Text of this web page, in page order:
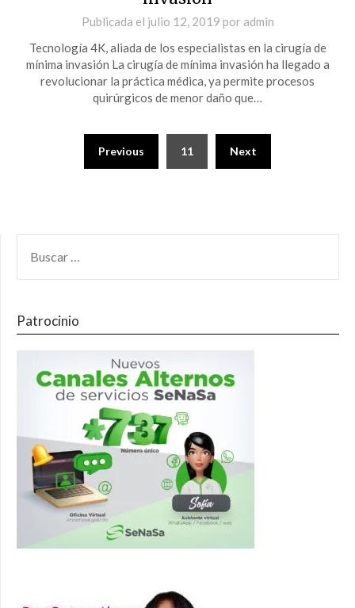
Publicada el julio 12, 2019 por admin
Tecnología 4K, aliada de los especialistas en la cirugía de
mínima invasión La cirugía de mínima invasión ha llegado a
revolucionar la práctica médica, ya permite procesos
quirúrgicos de menor daño que…
Previous 11 Next
Patrocinio